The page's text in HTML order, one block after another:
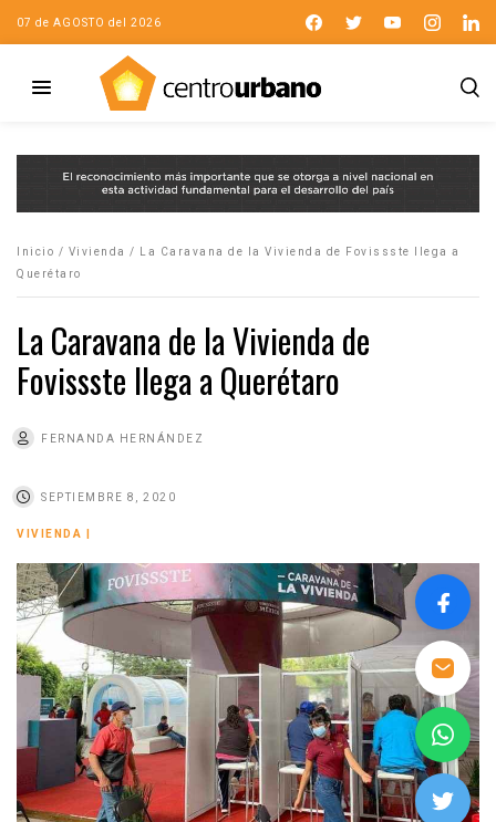
07 de AGOSTO del 2026
Inicio / Vivienda /
La Caravana de la Vivienda de Fovissste llega a
Querétaro
La Caravana de la Vivienda de
Fovissste llega a Querétaro
FERNANDA HERNÁNDEZ
SEPTIEMBRE 8, 2020
VIVIENDA